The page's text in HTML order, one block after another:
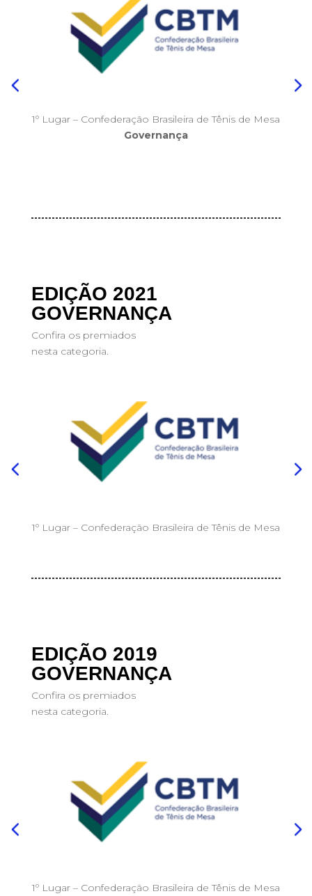
1º Lugar – Confederação Brasileira de Tênis de Mesa
Governança
EDIÇÃO 2021
GOVERNANÇA
Confira os premiados
nesta categoria.
1º Lugar – Confederação Brasileira de Tênis de Mesa
EDIÇÃO 2019
GOVERNANÇA
Confira os premiados
nesta categoria.
1º Lugar – Confederação Brasileira de Tênis de Mesa